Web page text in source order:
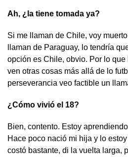
Ah, ¿la tiene tomada ya?
Si me llaman de Chile, voy
llaman de Paraguay, lo tendría
opción es Chile, obvio. Por lo
ven otras cosas más allá de lo
perseverancia veo factible un
¿Cómo vivió el 18?
Bien, contento. Estoy
Hace poco nació mi hija y lo
costó bastante, di la vuelta larga,